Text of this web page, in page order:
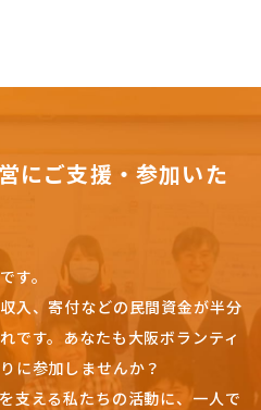
にご支援・参加いた
す。
入、寄付などの民間資金が半分
です。 あなたも大阪ボランティ
に参加しませんか？
支える私たちの活動に、一人で